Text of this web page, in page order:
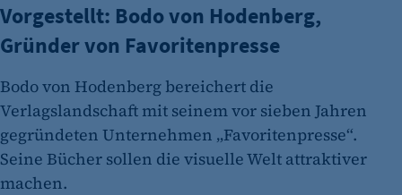
Vorgestellt: Bodo von Hodenberg,
Gründer von Favoritenpresse
Bodo von Hodenberg bereichert die
Verlagslandschaft mit seinem vor sieben Jahren
gegründeten Unternehmen „Favoritenpresse“.
Seine Bücher sollen die visuelle Welt attraktiver
machen.